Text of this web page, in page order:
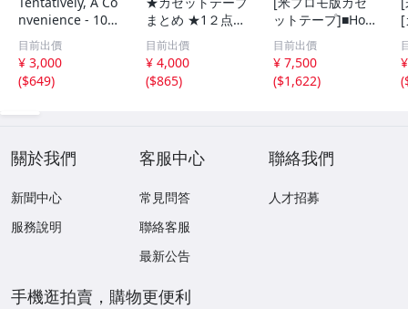
nvenience - 10 Y
rs In 10(T)'s 非音
楽 ノイズ アヴ
ァンギャルド
目前出價
¥ 3,000
($649)
まとめ ★1２点セ
ット★洋楽★VA
★⑯★ロックンロ
ール★LOVE★ベ
スト★未視聴★カ
目前出價
¥ 4,000
($865)
ットテープ]■Holl
y Cole - Temptati
on (Metro Blue)■
ホリー・コール■
[1995 US ADVAN
目前出價
¥ 7,500
($1,622)
[
(
關於我們
新聞中心
服務說明
客服中心
常見問答
聯絡客服
最新公告
聯絡我們
人才招募
手機逛拍賣，購物更便利